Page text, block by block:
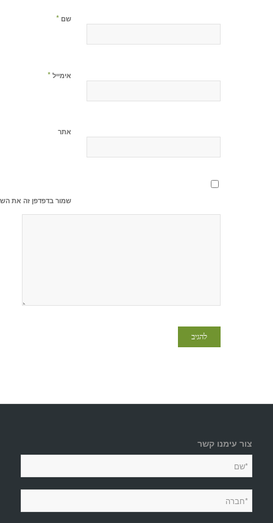
שם *
אימייל *
אתר
שמור בדפדפן זה את
צור עימנו קשר